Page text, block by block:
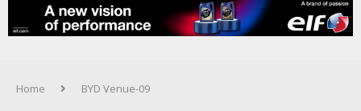
Home BYD Venue-09